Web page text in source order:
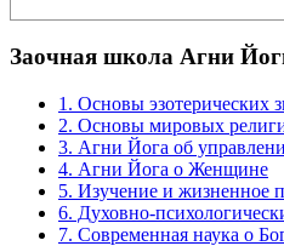
Заочная школа Агни
1. Основы эзотерических
2. Основы мировых
3. Агни Йога об
4. Агни Йога о Женщине
5. Изучение и жизненное
6. Духовно-
7. Современная наука о